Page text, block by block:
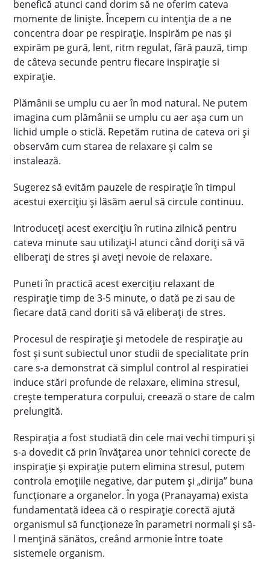
benefică atunci cand dorim să ne oferim cateva
momente de liniște. Începem cu intenția de a ne
concentra doar pe respirație. Inspirăm pe nas și
expirăm pe gură, lent, ritm regulat, fără pauză, timp
de câteva secunde pentru fiecare inspirație si
expirație.
Plămânii se umplu cu aer în mod natural. Ne putem
imagina cum plămânii se umplu cu aer așa cum un
lichid umple o sticlă. Repetăm rutina de cateva ori și
observăm cum starea de relaxare și calm se
instalează.
Sugerez să evităm pauzele de respirație în timpul
acestui exercițiu și lăsăm aerul să circule continuu.
Introduceți acest exercițiu în rutina zilnică pentru
cateva minute sau utilizați-l atunci când doriți să vă
eliberați de stres și aveți nevoie de relaxare.
Puneti în practică acest exercițiu relaxant de
respirație timp de 3-5 minute, o dată pe zi sau de
fiecare dată cand doriti să vă eliberați de stres.
Procesul de respirație și metodele de respirație au
fost și sunt subiectul unor studii de specialitate prin
care s-a demonstrat că simplul control al respiratiei
induce stări profunde de relaxare, elimina stresul,
crește temperatura corpului, creează o stare de calm
prelungită.
Respirația a fost studiată din cele mai vechi timpuri și
s-a dovedit că prin învăţarea unor tehnici corecte de
inspirație și expirație putem elimina stresul, putem
controla emoţiile negative, dar putem şi „dirija” buna
funcţionare a organelor. În yoga (Pranayama) exista
fundamentată ideea că o respiraţie corectă ajută
organismul să funcţioneze în parametri normali şi să-
l menţină sănătos, creând armonie între toate
sistemele organism.